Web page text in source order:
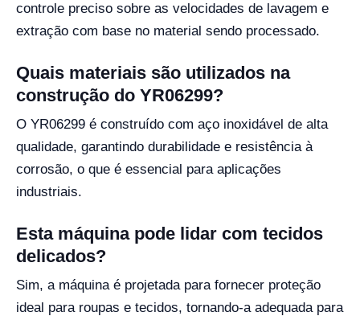
controle preciso sobre as velocidades de lavagem e
extração com base no material sendo processado.
Quais materiais são utilizados na
construção do YR06299?
O YR06299 é construído com aço inoxidável de alta
qualidade, garantindo durabilidade e resistência à
corrosão, o que é essencial para aplicações
industriais.
Esta máquina pode lidar com tecidos
delicados?
Sim, a máquina é projetada para fornecer proteção
ideal para roupas e tecidos, tornando-a adequada para